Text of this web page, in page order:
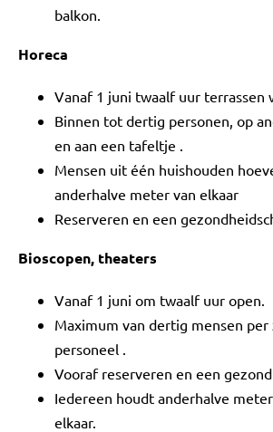
balkon.
Horeca
Vanaf 1 juni twaalf uur terrassen
Binnen tot dertig personen, op
en aan een tafeltje .
Mensen uit één huishouden
anderhalve meter van elkaar
Reserveren en een
Bioscopen, theaters
Vanaf 1 juni om twaalf uur open.
Maximum van dertig mensen per
personeel .
Vooraf reserveren en een
Iedereen houdt anderhalve
elkaar.